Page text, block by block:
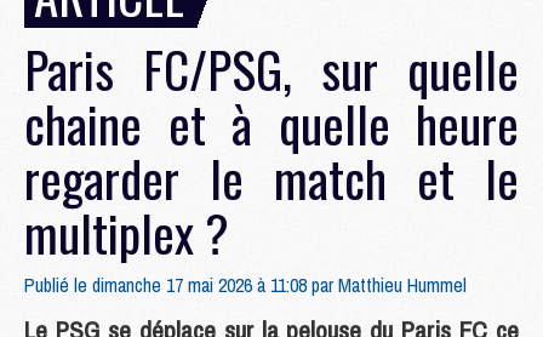
Paris FC/PSG, sur quelle
chaine et à quelle heure
regarder le match et le
multiplex ?
Publié le dimanche 17 mai 2026 à 11:08 parMatthieu Hummel